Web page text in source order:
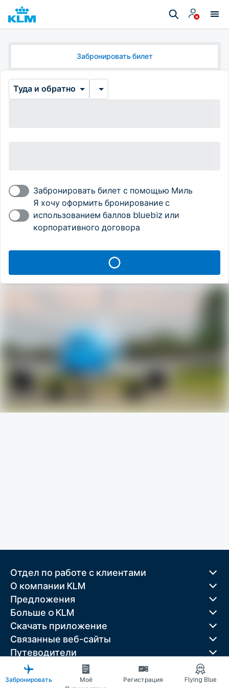
Забронировать билет
Туда и обратно
Забронировать билет с помощью Миль
Я хочу оформить бронирование с
использованием баллов bluebiz или
корпоративного договора
Отдел по работе с клиентами
О компании KLM
Предложения
Больше o KLM
Скачать приложение
Связанные веб-сайты
Путеводители
Лучшие направления
Популярные страны
Забронировать
Моё
Регистрация Flying Blue